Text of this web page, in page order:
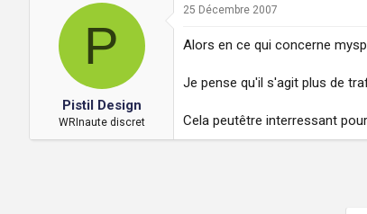
P
Pistil Design
WRInaute discret
25 Décembre 2007
Alors en ce qui concerne
Je pense qu'il s'agit plus de
Cela peutêtre interressant